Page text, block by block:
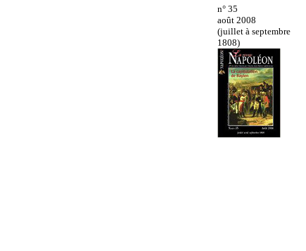
n° 35
août 2008
(juillet à septembre
1808)